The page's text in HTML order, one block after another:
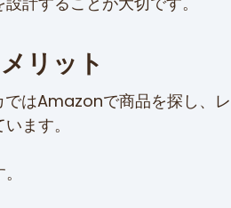
リット
はAmazonで商品を探し、レ
ます。